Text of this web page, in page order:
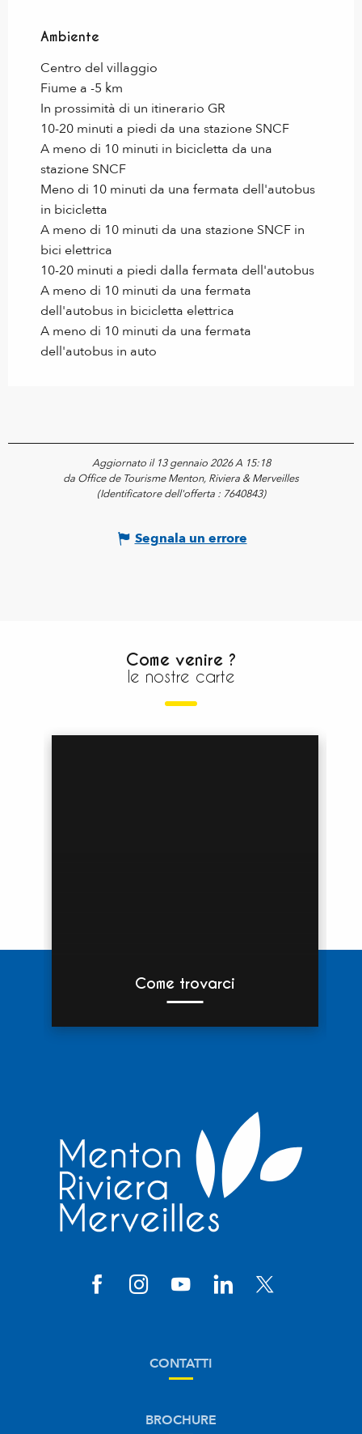
Ambiente
Ambiente
Centro del villaggio
Fiume a -5 km
In prossimità di un itinerario GR
10-20 minuti a piedi da una stazione SNCF
A meno di 10 minuti in bicicletta da una
stazione SNCF
Meno di 10 minuti da una fermata dell'autobus
in bicicletta
A meno di 10 minuti da una stazione SNCF in
bici elettrica
10-20 minuti a piedi dalla fermata dell'autobus
A meno di 10 minuti da una fermata
dell'autobus in bicicletta elettrica
A meno di 10 minuti da una fermata
dell'autobus in auto
Aggiornato il 13 gennaio 2026 A 15:18
da Office de Tourisme Menton, Riviera & Merveilles
(Identificatore dell'offerta : 7640843)
Segnala un errore
Come venire ?
le nostre carte
Come trovarci
CONTATTI
BROCHURE